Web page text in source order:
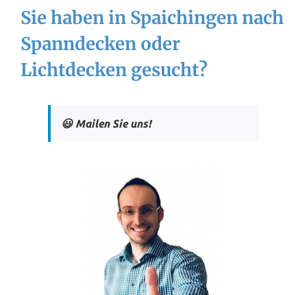
Sie haben in Spaichingen nach
Spanndecken oder
Lichtdecken gesucht?
😃 Mailen Sie uns!